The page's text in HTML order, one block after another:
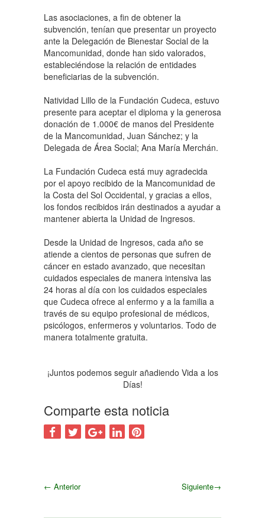
Las asociaciones, a fin de obtener la
subvención, tenían que presentar un proyecto
ante la Delegación de Bienestar Social de la
Mancomunidad, donde han sido valorados,
estableciéndose la relación de entidades
beneficiarias de la subvención.
Natividad Lillo de la Fundación Cudeca, estuvo
presente para aceptar el diploma y la generosa
donación de 1.000€ de manos del Presidente
de la Mancomunidad, Juan Sánchez; y la
Delegada de Área Social; Ana María Merchán.
La Fundación Cudeca está muy agradecida
por el apoyo recibido de la Mancomunidad de
la Costa del Sol Occidental, y gracias a ellos,
los fondos recibidos irán destinados a ayudar a
mantener abierta la Unidad de Ingresos.
Desde la Unidad de Ingresos, cada año se
atiende a cientos de personas que sufren de
cáncer en estado avanzado, que necesitan
cuidados especiales de manera intensiva las
24 horas al día con los cuidados especiales
que Cudeca ofrece al enfermo y a la familia a
través de su equipo profesional de médicos,
psicólogos, enfermeros y voluntarios. Todo de
manera totalmente gratuita.
¡Juntos podemos seguir añadiendo Vida a los
Días!
Comparte esta noticia
← Anterior Siguiente→